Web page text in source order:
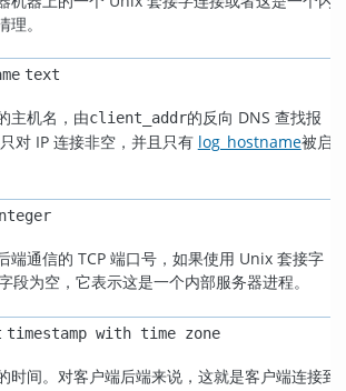
。
text
主机名，由client_addr的反向 DNS 查找报
对 IP 连接非空，并且只有 log_hostname被启
端通信的 TCP 端口号，如果使用 Unix 套接字，
段为空，它表示这是一个内部服务器进程。
timestamp with time zone
时间。对客户端后端来说，这就是客户端连接到